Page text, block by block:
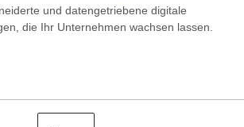
und datengetriebene digitale
die Ihr Unternehmen wachsen lassen.